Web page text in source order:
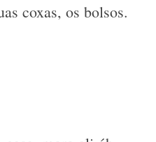
coxas, os bolsos.